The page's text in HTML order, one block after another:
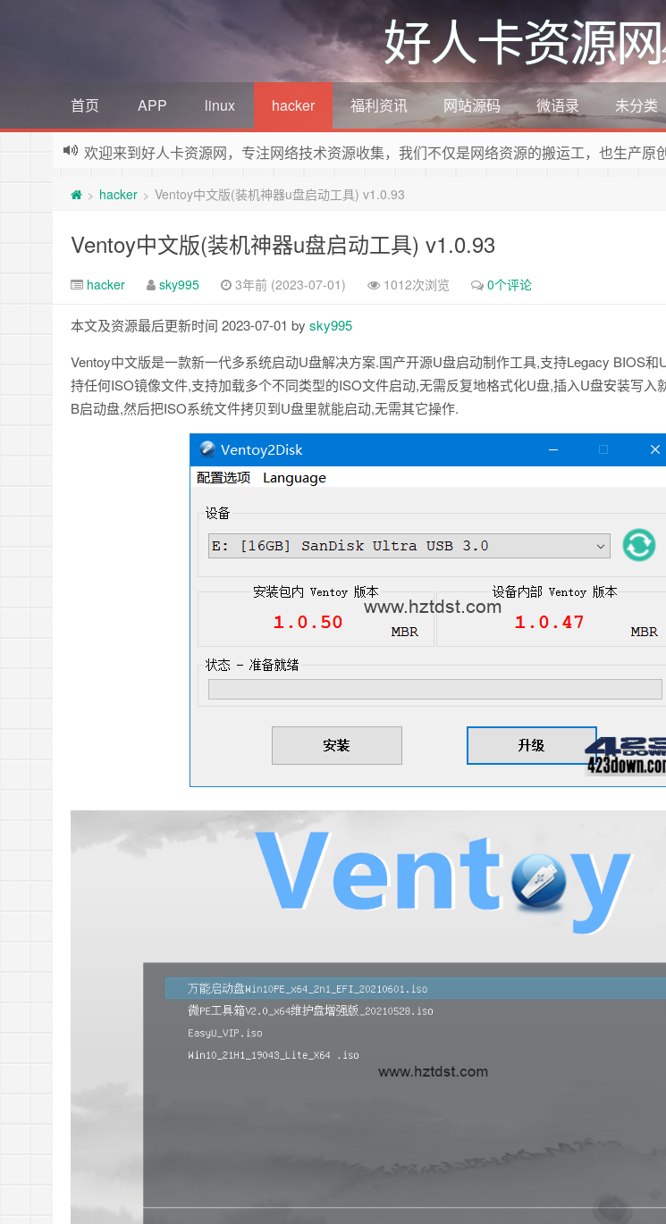
好人卡资源网
首页 APP linux hacker 福利资讯 网站源码 微语录 未分类
欢迎来到好人卡资源网，专注网络技术资源收集，我们不仅是网络资源的搬运工，也生产
> hacker > Ventoy中文版(装机神器u盘启动工具) v1.0.93
Ventoy中文版(装机神器u盘启动工具) v1.0.93
hacker sky995 3年前 (2023-07-01) 1012次浏览 0个评论
本文及资源最后更新时间 2023-07-01 by sky995
Ventoy中文版是一款新一代多系统启动U盘解决方案.国产开源U盘启动制作工具,支持Legacy BIOS和
持任何ISO镜像文件,支持加载多个不同类型的ISO文件启动,无需反复地格式化U盘,插入U盘安装写入
B启动盘,然后把ISO系统文件拷贝到U盘里就能启动,无需其它操作.